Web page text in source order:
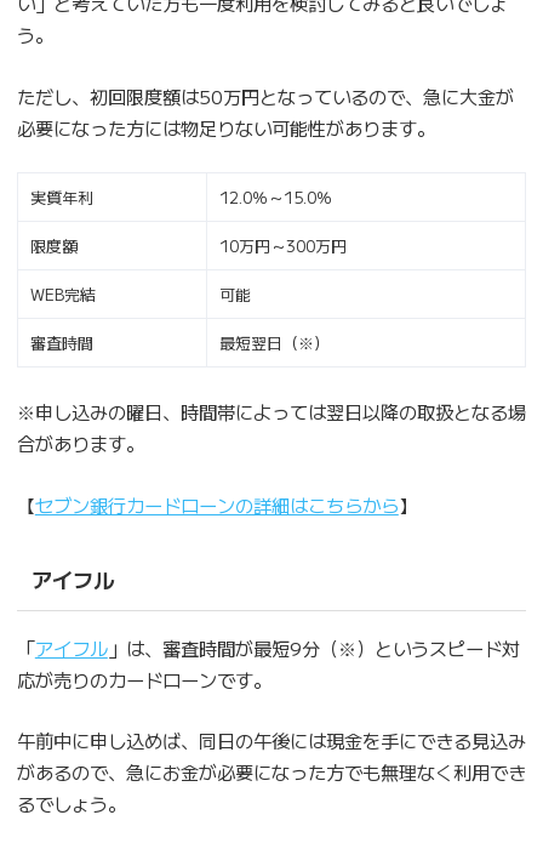
う。
ただし、初回限度額は50万円となっているので、急に大金が
必要になった方には物足りない可能性があります。
実質年利 12.0％～15.0％
限度額 10万円～300万円
WEB完結 可能
審査時間 最短翌日（※）
※申し込みの曜日、時間帯によっては翌日以降の取扱となる場
合があります。
【セブン銀行カードローンの詳細はこちらから】
アイフル
「アイフル」は、審査時間が最短9分（※）というスピード対
応が売りのカードローンです。
午前中に申し込めば、同日の午後には現金を手にできる見込み
があるので、急にお金が必要になった方でも無理なく利用でき
るでしょう。